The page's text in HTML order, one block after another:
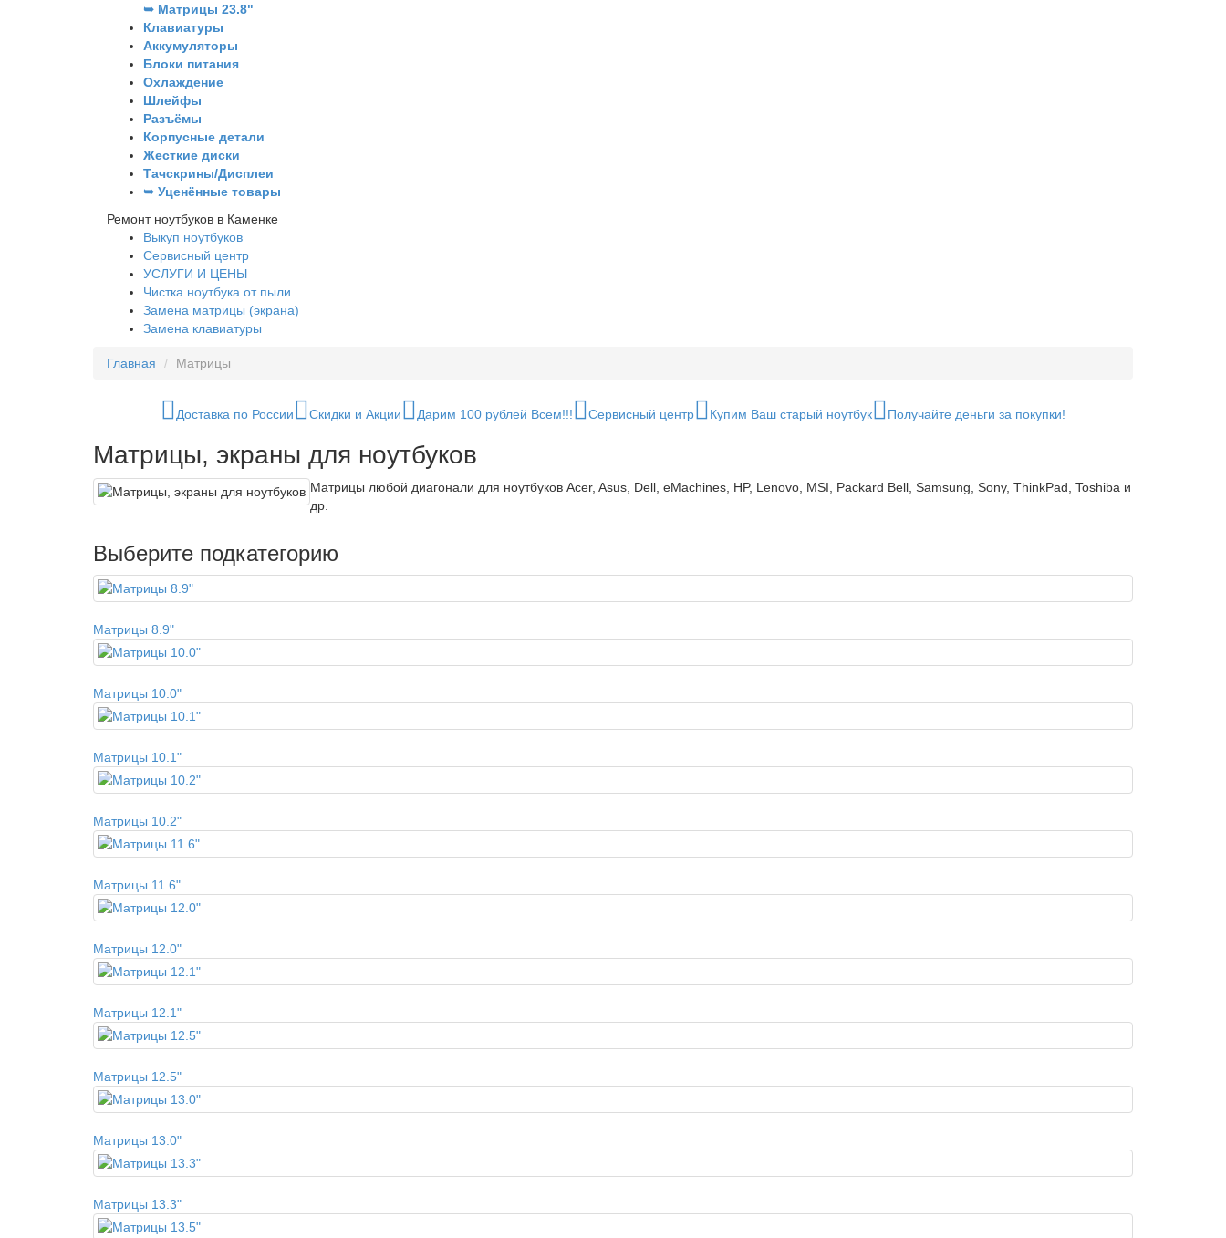
➥ Матрицы 23.8"
Клавиатуры
Аккумуляторы
Блоки питания
Охлаждение
Шлейфы
Разъёмы
Корпусные детали
Жесткие диски
Тачскрины/Дисплеи
➥ Уценённые товары
Ремонт ноутбуков в Каменке
Выкуп ноутбуков
Сервисный центр
УСЛУГИ И ЦЕНЫ
Чистка ноутбука от пыли
Замена матрицы (экрана)
Замена клавиатуры
Главная Матрицы
Доставка по России Скидки и Акции Дарим 100 рублей Всем!!! Сервисный центр Купим Ваш старый ноутбук Получайте деньги за покупки!
Матрицы, экраны для ноутбуков
Матрицы любой диагонали для ноутбуков Acer, Asus, Dell, eMachines, HP, Lenovo, MSI, Packard Bell, Samsung, Sony, ThinkPad, Toshiba и
др.
Выберите подкатегорию
Матрицы 8.9"
Матрицы 10.0"
Матрицы 10.1"
Матрицы 10.2"
Матрицы 11.6"
Матрицы 12.0"
Матрицы 12.1"
Матрицы 12.5"
Матрицы 13.0"
Матрицы 13.3"